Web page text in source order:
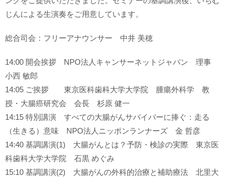
じんによる生演奏をご用意しています。
総合司会：フリーアナウンサー 中井 美穂
14:00 開会挨拶 NPO法人キャンサーネットジャパン 理事
小西 敏郎
14:05 ご挨拶 東京医科歯科大学大学院 腫瘍外科学 教
授・大腸癌研究会 会長 杉原 健一
14:15 特別講演 すべての大腸がんサバイバーに捧ぐ：走る
（生きる）意味 NPO法人ニッポンランナーズ 金 哲彦
14:40 基調講演(1) 大腸がんとは？予防・検診の実際 東京医
科歯科大学大学院 石黒 めぐみ
15:10 基調講演(2) 大腸がんの外科的治療と補助療法 北里大